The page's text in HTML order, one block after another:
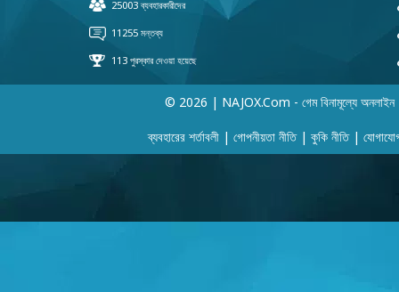
© 2026 | NAJOX.com - গেম বিনামূল্যে অনলাইন
ব্যবহারের শর্তাবলী | গোপনীয়তা নীতি| কুকি নীতি|